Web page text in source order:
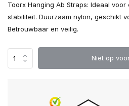
Toorx Hanging Ab Straps: Ideaal
stabiliteit. Duurzaam nylon, geschikt
Betrouwbaar en veilig.
Niet op